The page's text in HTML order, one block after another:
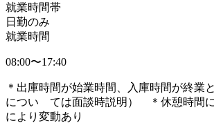
就業時間帯
日勤のみ
就業時間
08:00〜17:40
＊出庫時間が始業時間、入庫時間が終業
につい ては面談時説明） ＊休憩時間
により変動あり